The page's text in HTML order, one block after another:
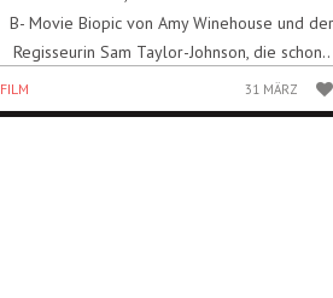
B- Movie Biopic von Amy Winehouse und
Regisseurin Sam Taylor-Johnson, die schon..
FILM 31 MÄRZ